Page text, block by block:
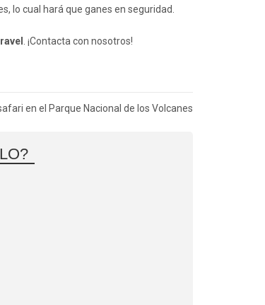
lo cual hará que ganes en seguridad.
. ¡Contacta con nosotros!
en el Parque Nacional de los Volcanes